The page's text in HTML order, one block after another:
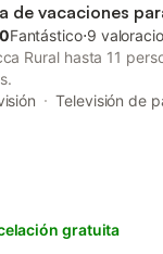
de vacaciones
Fantástico⋅9
Rural hasta 11
Televisión de
gratuita